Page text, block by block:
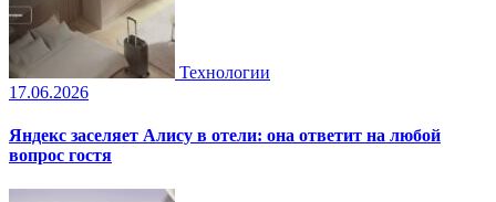
Технологии
17.06.2026
Яндекс заселяет Алису в отели: она ответит на любой
вопрос гостя